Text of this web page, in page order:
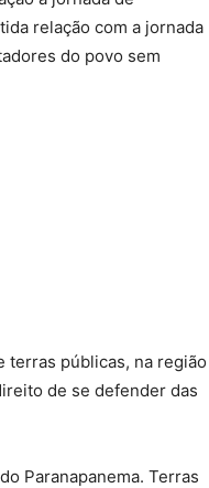
relação com a jornada
do povo sem
terras públicas, na região
de se defender das
Paranapanema. Terras